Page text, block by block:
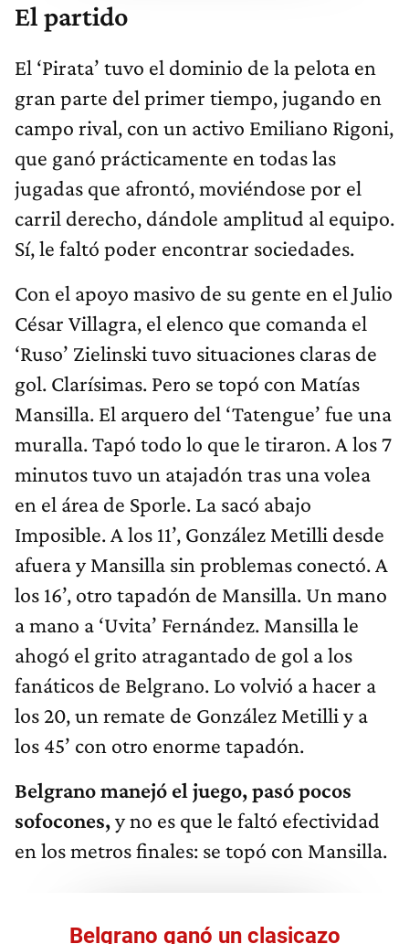
El partido
El ‘Pirata’ tuvo el dominio de la pelota en
gran parte del primer tiempo, jugando en
campo rival, con un activo Emiliano Rigoni,
que ganó prácticamente en todas las
jugadas que afrontó, moviéndose por el
carril derecho, dándole amplitud al equipo.
Sí, le faltó poder encontrar sociedades.
Con el apoyo masivo de su gente en el Julio
César Villagra, el elenco que comanda el
‘Ruso’ Zielinski tuvo situaciones claras de
gol. Clarísimas. Pero se topó con Matías
Mansilla. El arquero del ‘Tatengue’ fue una
muralla. Tapó todo lo que le tiraron. A los 7
minutos tuvo un atajadón tras una volea
en el área de Sporle. La sacó abajo
Imposible. A los 11’, González Metilli desde
afuera y Mansilla sin problemas conectó. A
los 16’, otro tapadón de Mansilla. Un mano
a mano a ‘Uvita’ Fernández. Mansilla le
ahogó el grito atragantado de gol a los
fanáticos de Belgrano. Lo volvió a hacer a
los 20, un remate de González Metilli y a
los 45’ con otro enorme tapadón.
Belgrano manejó el juego, pasó pocos
sofocones,y no es que le faltó efectividad
en los metros finales: se topó con Mansilla.
Belgrano ganó un clasicazo